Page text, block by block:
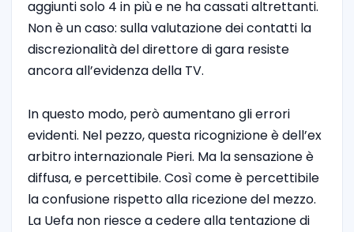
aggiunti solo 4 in più e ne ha cassati altrettanti.
Non è un caso: sulla valutazione dei contatti la
discrezionalità del direttore di gara resiste
ancora all’evidenza della TV.
In questo modo, però aumentano gli errori
evidenti. Nel pezzo, questa ricognizione è dell’ex
arbitro internazionale Pieri. Ma la sensazione è
diffusa, e percettibile. Così come è percettibile
la confusione rispetto alla ricezione del mezzo.
La Uefa non riesce a cedere alla tentazione di